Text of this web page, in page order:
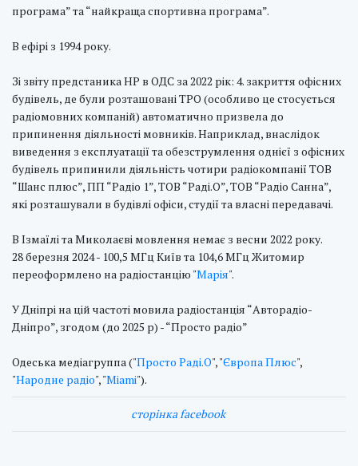
програма” та “найкраща спортивна програма”.
В ефірі з 1994 року.
Зі звіту предстаника НР в ОДС за 2022 рік: 4. закриття офісних
будівель, де були розташовані ТРО (особливо це стосується
радіомовних компаній) автоматично призвела до
припинення діяльності мовників. Наприклад, внаслідок
виведення з експлуатації та обезструмлення однієї з офісних
будівель припинили діяльність чотири радіокомпанії ТОВ
“Шанс плюс”, ПП “Радіо 1”, ТОВ “Раді.О”, ТОВ “Радіо Санна”,
які розташували в будівлі офіси, студії та власні передавачі.
В Ізмаїлі та Миколаєві мовлення немає з весни 2022 року.
28 березня 2024 - 100,5 МГц Київ та 104,6 МГц Житомир
переоформлено на радіостанцію "Марія".
У Дніпрі на цій частоті мовила радіостанція “Авторадіо-
Дніпро”, згодом (до 2025 р) - “Просто радіо”
Одеська медіагруппа ("Просто Раді.О", "Європа Плюс",
"Народне радіо", "Miami").
сторінка facebook